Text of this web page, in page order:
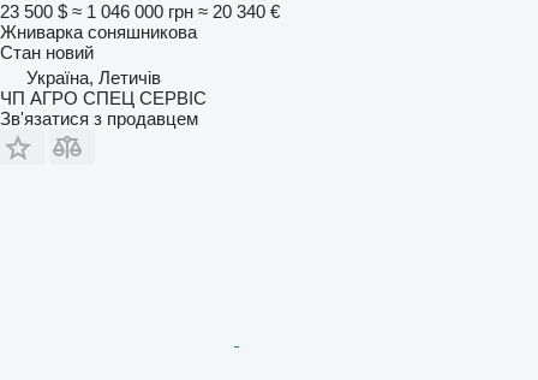
23 500 $ ≈ 1 046 000 грн ≈ 20 340 €
Жниварка соняшникова
Стан новий
Україна, Летичів
ЧП АГРО СПЕЦ СЕРВІС
Зв'язатися з продавцем